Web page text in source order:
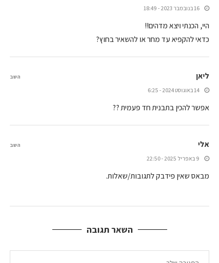
16 בנובמבר 2023 - 18:49
היי, הכנתי ויצא מדהים!!
כדאי להקפיא עד מחר או להשאיר בחוץ?
ליאן
14 באוגוסט 2024 - 6:25
אפשר להכין בתבנית חד פעמית ??
השב
אלי
9 באפריל 2025 - 22:50
מבאס שאין פידבק לתגובות/שאלות.
השב
השאר תגובה